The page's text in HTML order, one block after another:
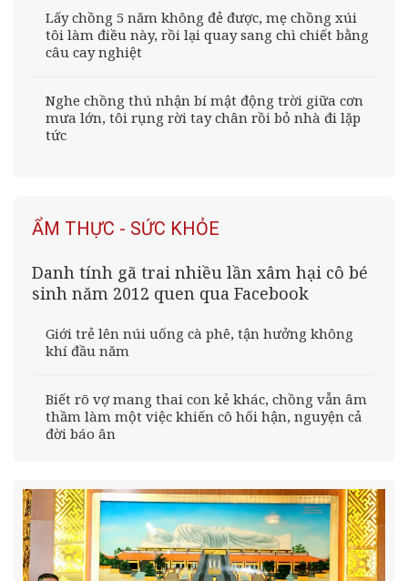
Lấy chồng 5 năm không đẻ được, mẹ chồng xúi
tôi làm điều này, rồi lại quay sang chì chiết bằng
câu cay nghiệt
Nghe chồng thú nhận bí mật động trời giữa cơn
mưa lớn, tôi rụng rời tay chân rồi bỏ nhà đi lặp
tức
ẨM THỰC - SỨC KHỎE
Danh tính gã trai nhiều lần xâm hại cô bé
sinh năm 2012 quen qua Facebook
Giới trẻ lên núi uống cà phê, tận hưởng không
khí đầu năm
Biết rõ vợ mang thai con kẻ khác, chồng vẫn âm
thầm làm một việc khiến cô hối hận, nguyện cả
đời báo ân